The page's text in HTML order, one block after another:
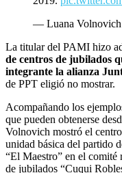
— Luana
La titular del PAMI hizo
de centros de jubilados
integrante la alianza
de PPT eligió no mostrar.
Acompañando los
que pueden obtenerse
Volnovich mostró el
unidad básica del partido
“El Maestro” en el
de jubilados “Cuqui